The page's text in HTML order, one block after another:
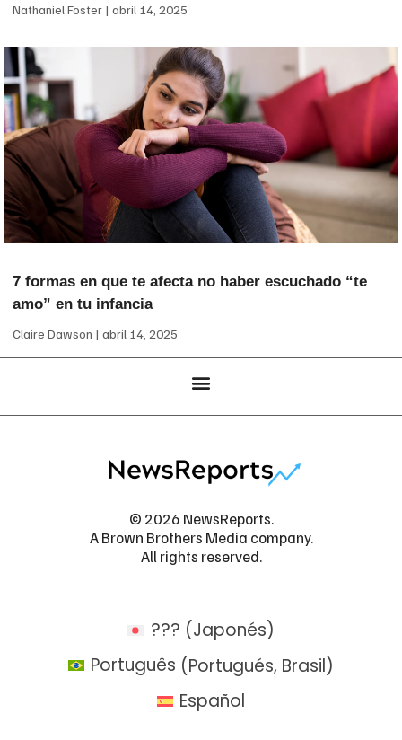
Nathaniel Foster abril 14, 2025
7 formas en que te afecta no haber escuchado “te
amo” en tu infancia
Claire Dawson abril 14, 2025
© 2026 NewsReports.
A Brown Brothers Media company.
All rights reserved.
??? (Japonés)
Português (Portugués, Brasil)
Español